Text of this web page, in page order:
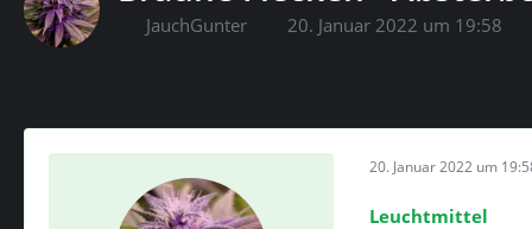
JauchGunter 20. Januar 2022 um 19:58
20. Januar 2022 um
Leuchtmittel